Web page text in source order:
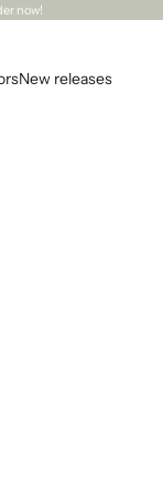
now!
New releases